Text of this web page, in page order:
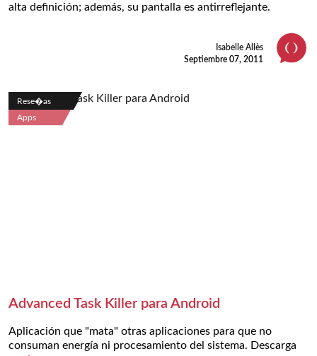
alta definición; además, su pantalla es antirreflejante.
Isabelle Allès
Septiembre 07, 2011
Rese�as
Apps
Advanced Task Killer para Android
Aplicación que "mata" otras aplicaciones para que no
consuman energía ni procesamiento del sistema. Descarga